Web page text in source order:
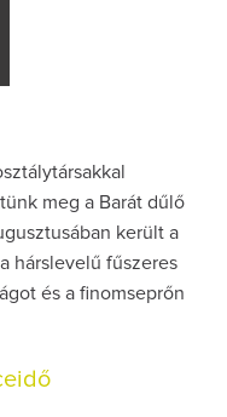
meg a Barát dűlő
került a
hárslevelű fűszeres
és a finomseprőn